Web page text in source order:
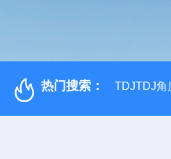
热门搜索： TDJTDJ角